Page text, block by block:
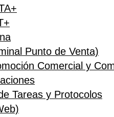
Punto de Venta)
Comercial y
Tareas y Protocolos